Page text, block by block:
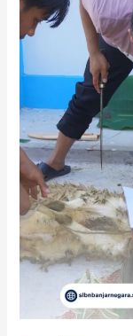
dan
Kebersamaan
dalam
Iduladha
H